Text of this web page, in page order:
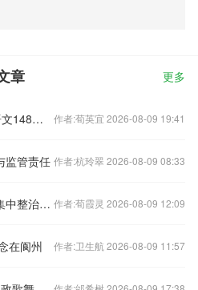
章 更多
校园剧《天才女友》中“女主语文148分、数学英语双满分”引争议，这有多离谱？背后暴露了哪些问题？ 作者:荀英宜 2026-08-09 19:41
监管责任 作者:杭玲翠 2026-08-09 08:33
江西九江开展“新官不理旧账”集中整治——靶向发力 破解难题 作者:荀霞灵 2026-08-09 12:09
在阆州 作者:卫生航 2026-08-09 11:57